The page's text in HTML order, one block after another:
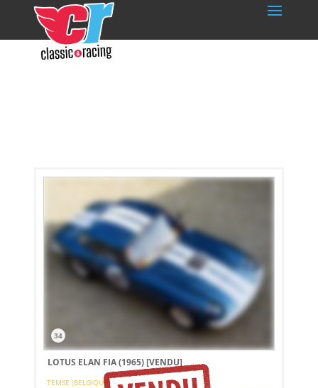
34
LOTUS ELAN FIA (1965)[VENDU]
TEMSE (BELGIQUE)